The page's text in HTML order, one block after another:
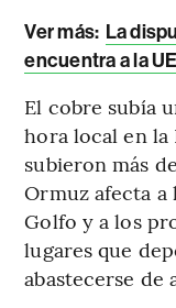
Ver más: La
encuentra a la
El cobre subía
hora local en la
subieron más
Ormuz afecta
Golfo y a los
lugares que
abastecerse de